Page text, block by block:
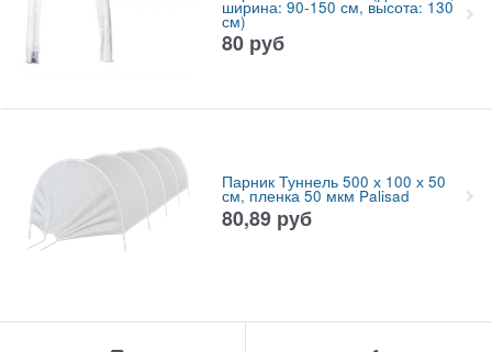
ширина: 90-150 см, высота: 130
см)
80 руб
Парник Туннель 500 х 100 х 50
см, пленка 50 мкм Palisad
80,89 руб